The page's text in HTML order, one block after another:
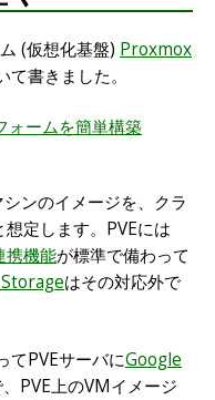
(仮想化基盤) Proxmox
書きました。
ォームを簡単構築
ンのイメージを、クラ
定します。PVEには
携機能が標準で備わって
はその対応外で
てPVEサーバにGoogle
、PVE上のVMイメージ